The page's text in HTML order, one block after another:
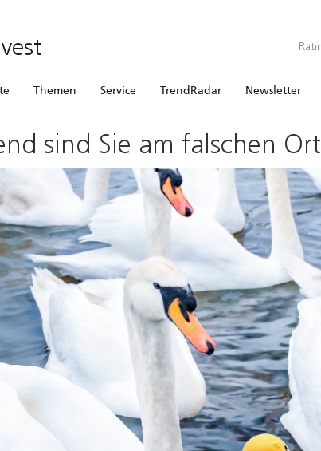
Themen Service TrendRadar Newsletter
sind Sie am falschen